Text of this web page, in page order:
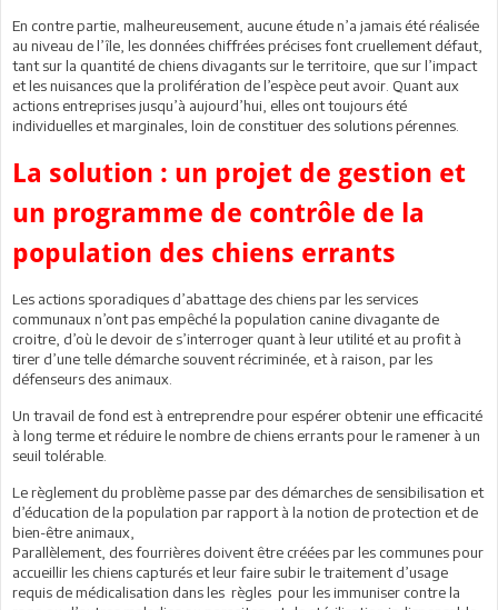
En contre partie, malheureusement, aucune étude n’a jamais été réalisée
au niveau de l’île, les données chiffrées précises font cruellement défaut,
tant sur la quantité de chiens divagants sur le territoire, que sur l’impact
et les nuisances que la prolifération de l’espèce peut avoir. Quant aux
actions entreprises jusqu’à aujourd’hui, elles ont toujours été
individuelles et marginales, loin de constituer des solutions pérennes.
La solution : un projet de gestion et
un programme de contrôle de la
population des chiens errants
Les actions sporadiques d’abattage des chiens par les services
communaux n’ont pas empêché la population canine divagante de
croitre, d’où le devoir de s’interroger quant à leur utilité et au profit à
tirer d’une telle démarche souvent récriminée, et à raison, par les
défenseurs des animaux.
Un travail de fond est à entreprendre pour espérer obtenir une efficacité
à long terme et réduire le nombre de chiens errants pour le ramener à un
seuil tolérable.
Le règlement du problème passe par des démarches de sensibilisation et
d’éducation de la population par rapport à la notion de protection et de
bien-être animaux,
Parallèlement, des fourrières doivent être créées par les communes pour
accueillir les chiens capturés et leur faire subir le traitement d’usage
requis de médicalisation dans les règles pour les immuniser contre la